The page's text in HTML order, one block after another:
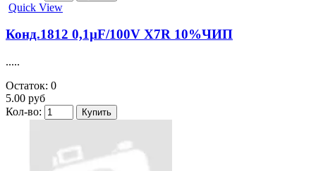
Quick View
Конд.1812 0,1µF/100V X7R 10%ЧИП
.....
Остаток: 0
5.00 руб
Кол-во: